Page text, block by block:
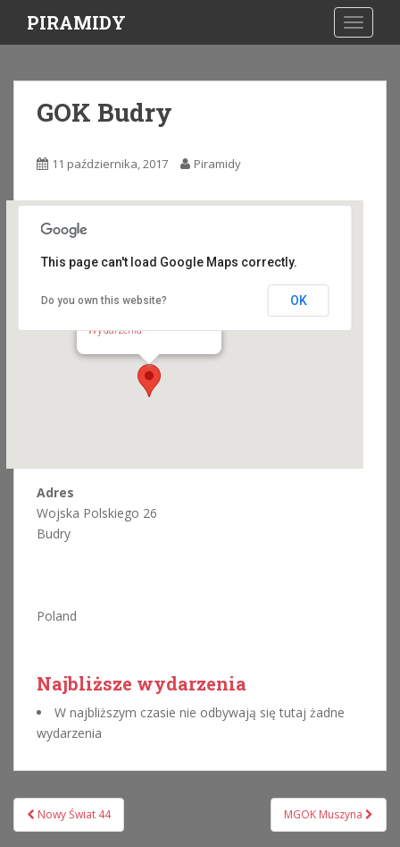
i
PIRAMIDY
GOK Budry
11 października, 2017 Piramidy
GOK Budry
Wydarzenia
This page can't load Google Maps correctly.
Do you own this website? OK
Adres
Wojska Polskiego 26
Budry
Poland
Najbliższe wydarzenia
W najbliższym czasie nie odbywają się tutaj żadne
wydarzenia
Nawigacja
wpisu
Nowy Świat 44 MGOK Muszyna